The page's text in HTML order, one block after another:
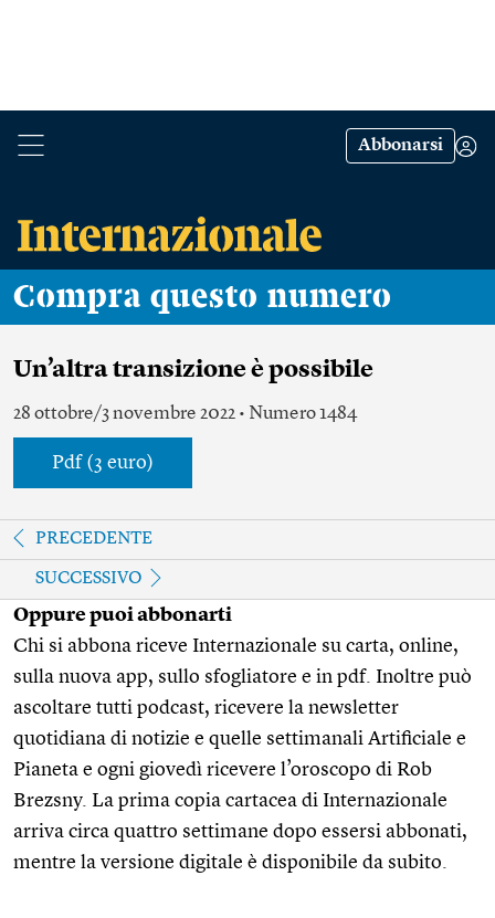
Abbonarsi
Compra questo numero
Un’altra transizione è possibile
28 ottobre/3 novembre 2022 • Numero 1484
Pdf (3 euro)
PRECEDENTE
SUCCESSIVO
Oppure puoi abbonarti
Chi si abbona riceve Internazionale su carta, online,
sulla nuova app, sullo sfogliatore e in pdf. Inoltre può
ascoltare tutti podcast, ricevere la newsletter
quotidiana di notizie e quelle settimanali Artificiale e
Pianeta e ogni giovedì ricevere l’oroscopo di Rob
Brezsny. La prima copia cartacea di Internazionale
arriva circa quattro settimane dopo essersi abbonati,
mentre la versione digitale è disponibile da subito.